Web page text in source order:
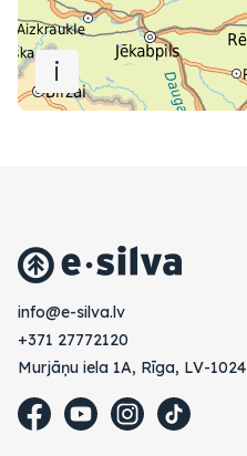
i
vl.avlis-e@ofni
+371 27772120
Murjāņu iela 1A, Rīga, LV-1024